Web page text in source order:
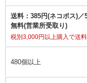
送料： 385円(ネコポス)／
無料(営業所受取り)
税別3,000円以上購入で送
480個以上